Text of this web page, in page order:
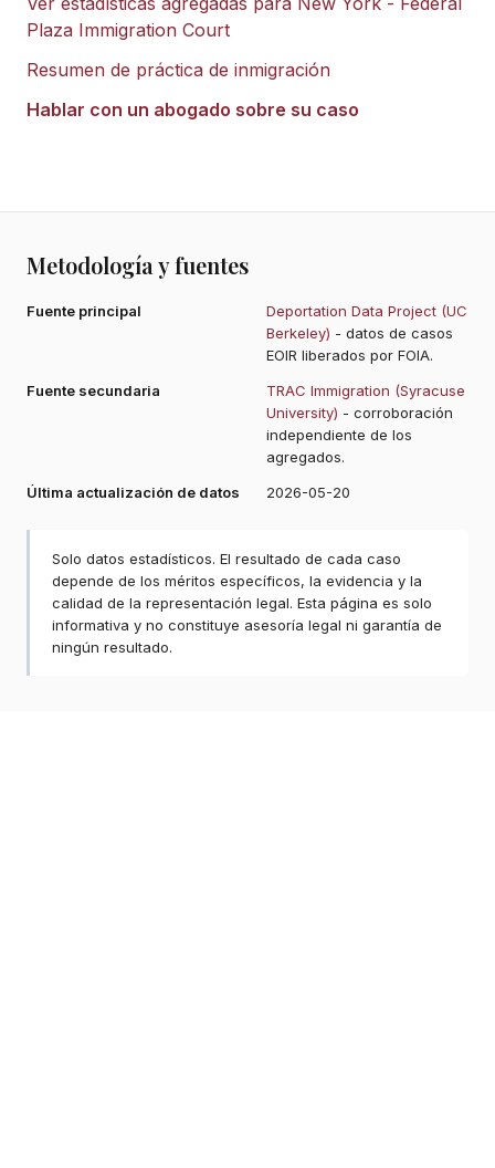
Plaza Immigration Court
Resumen de práctica de inmigración
Hablar con un abogado sobre su caso
Metodología y fuentes
Fuente principal
Deportation Data Project (UC
Berkeley) - datos de casos
EOIR liberados por FOIA.
Fuente secundaria
TRAC Immigration (Syracuse
University) - corroboración
independiente de los
agregados.
Última actualización de datos
2026-05-20
Solo datos estadísticos. El resultado de cada caso
depende de los méritos específicos, la evidencia y la
calidad de la representación legal. Esta página es solo
informativa y no constituye asesoría legal ni garantía de
ningún resultado.